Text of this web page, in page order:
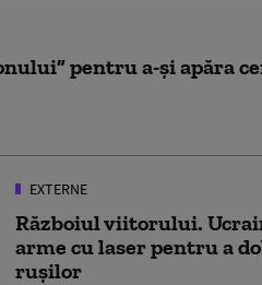
pentru a-și apăra
EXTERNE
Războiul viitorului.
arme cu laser pentru a
rușilor